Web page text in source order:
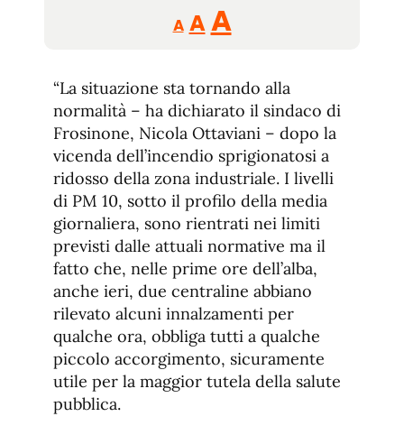
A
Reducir
tamaño
A Restablecer
fuente
AAumentar
de
fuente.
“La situazione sta tornando alla
normalità – ha dichiarato il sindaco di
Frosinone, Nicola Ottaviani – dopo la
vicenda dell’incendio sprigionatosi a
ridosso della zona industriale. I livelli
di PM 10, sotto il profilo della media
giornaliera, sono rientrati nei limiti
previsti dalle attuali normative ma il
fatto che, nelle prime ore dell’alba,
anche ieri, due centraline abbiano
rilevato alcuni innalzamenti per
qualche ora, obbliga tutti a qualche
piccolo accorgimento, sicuramente
utile per la maggior tutela della salute
pubblica.